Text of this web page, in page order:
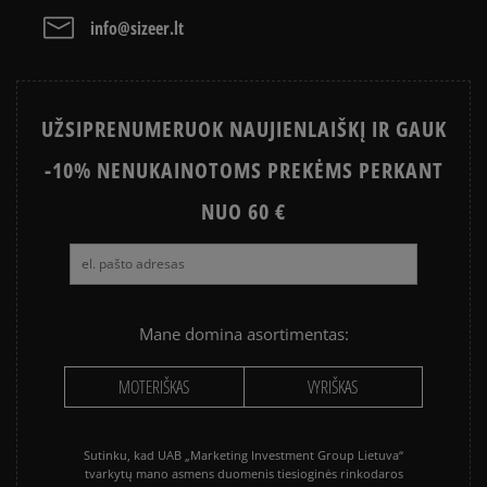
PayPal - Klientų mėgstama sistema, leidžianti
Apmokėjimas atsiimant prekes - tai galimybė
sumokėti už prekes kurjeriui kortele arba grynais.
Paslauga yra papildomai apmokestinama 3 €.
info@sizeer.lt
UŽSIPRENUMERUOK NAUJIENLAIŠKĮ IR GAUK
-10% NENUKAINOTOMS PREKĖMS PERKANT
NUO 60 €
Mane domina asortimentas:
MOTERIŠKAS VYRIŠKAS
Sutinku, kad UAB „Marketing Investment Group Lietuva“
tvarkytų mano asmens duomenis tiesioginės rinkodaros